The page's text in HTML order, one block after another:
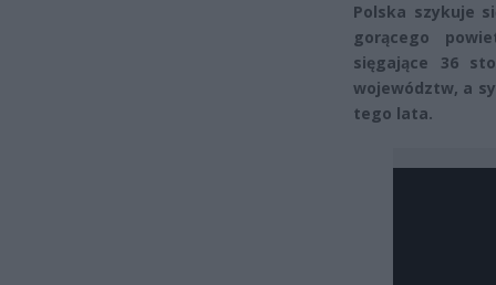
Polska szykuje
gorącego
sięgające 36
województw, a
tego lata.